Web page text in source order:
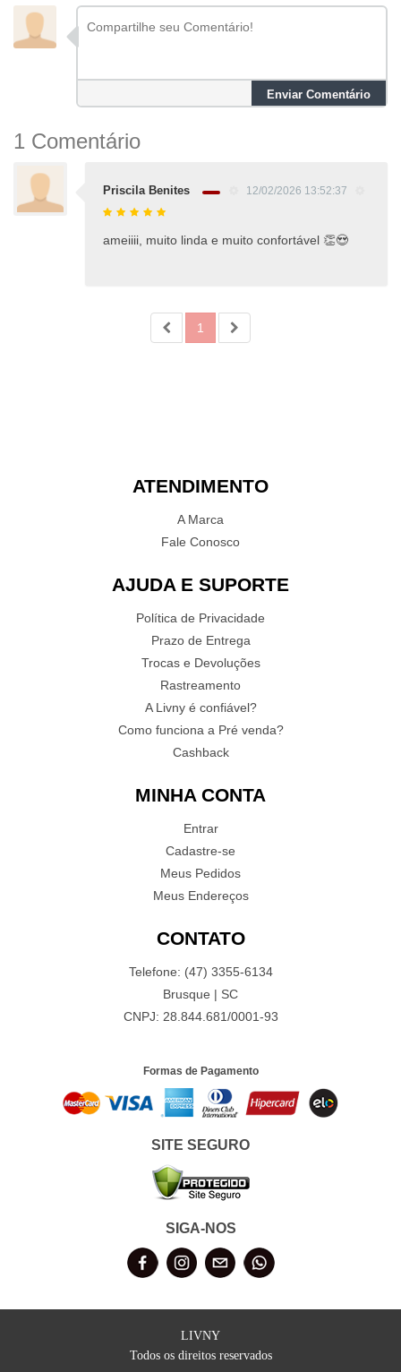
Enviar Comentário
1 Comentário
Priscila Benites 12/02/2026 13:52:37
ameiiii, muito linda e muito confortável 👏😍
1
ATENDIMENTO
A Marca
Fale Conosco
AJUDA E SUPORTE
Política de Privacidade
Prazo de Entrega
Trocas e Devoluções
Rastreamento
A Livny é confiável?
Como funciona a Pré venda?
Cashback
MINHA CONTA
Entrar
Cadastre-se
Meus Pedidos
Meus Endereços
CONTATO
Telefone: (47) 3355-6134
Brusque | SC
CNPJ: 28.844.681/0001-93
Formas de Pagamento
SITE SEGURO
SIGA-NOS
LIVNY
Todos os direitos reservados